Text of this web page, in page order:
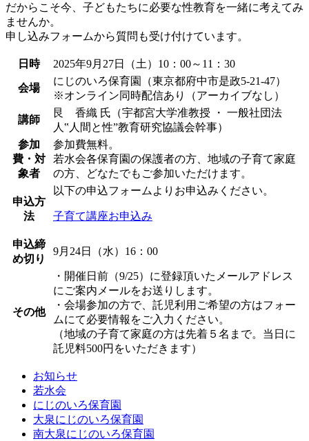
だからこそ今、子どもたちに必要な性教育を一緒に考えてみ
ませんか。
申し込みフォームから質問も受け付けています。
日時 2025年9月27日（土）10：00～11：30
会場
にじのいろ保育園（東京都府中市是政5-21-47）
※オンライン同時配信あり（アーカイブなし）
講師
艮 香織 氏（宇都宮大学准教授 ・ 一般社団法
人‟人間と性”教育研究協議会幹事）
参加
費・対
象者
参加費無料。
若水会各保育園の保護者の方、地域の子育て家庭
の方、どなたでもご参加いただけます。
申込方
法
以下の申込フォームよりお申込みください。
子育て講座お申込み
申込締
め切り
9月24日（水）16：00
その他
・開催日前（9/25）に登録頂いたメールアドレス
にご案内メールをお送りします。
・会場参加の方で、託児利用ご希望の方はフォー
ムにて必要情報をご入力ください。
（地域の子育て家庭の方は先着５名まで。当日に
託児料500円をいただきます）
お知らせ
若水会
にじのいろ保育園
大泉にじのいろ保育園
南大泉にじのいろ保育園